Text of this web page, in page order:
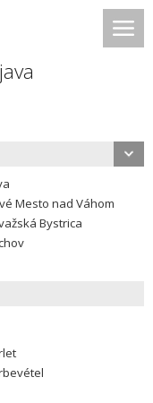
Mesto nad Váhom
Bystrica